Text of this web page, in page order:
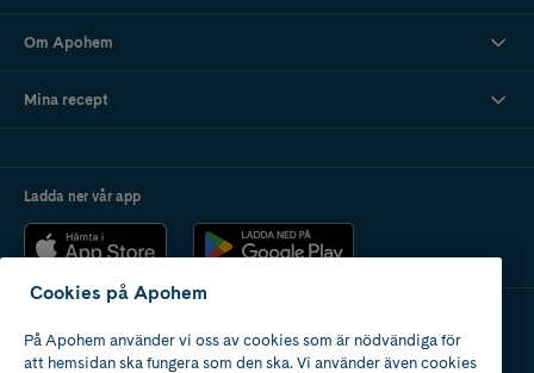
Om Apohem
Mina recept
Ladda ner vår app
Apotek med tillstånd
av Läkemedelsverket
Cookies på Apohem
På Apohem använder vi oss av cookies som är nödvändiga för
att hemsidan ska fungera som den ska. Vi använder även cookies